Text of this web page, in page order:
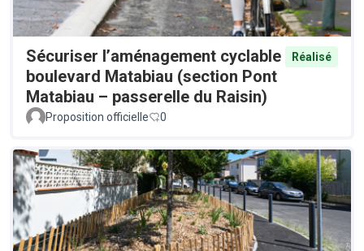
Sécuriser l’aménagement cyclable
boulevard Matabiau (section Pont
Matabiau – passerelle du Raisin)
Réalisé
Proposition officielle 0